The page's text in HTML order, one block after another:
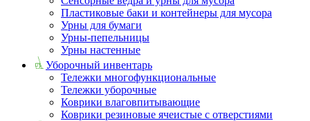
Пластиковые баки и контейнеры для мусора
Урны для бумаги
Урны-пепельницы
Урны настенные
Уборочный инвентарь
Тележки многофункциональные
Тележки уборочные
Коврики влаговпитывающие
Коврики резиновые ячеистые с отверстиями